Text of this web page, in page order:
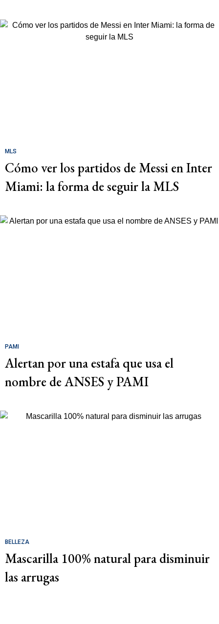
MLS
Cómo ver los partidos de Messi en Inter
Miami: la forma de seguir la MLS
PAMI
Alertan por una estafa que usa el
nombre de ANSES y PAMI
BELLEZA
Mascarilla 100% natural para disminuir
las arrugas